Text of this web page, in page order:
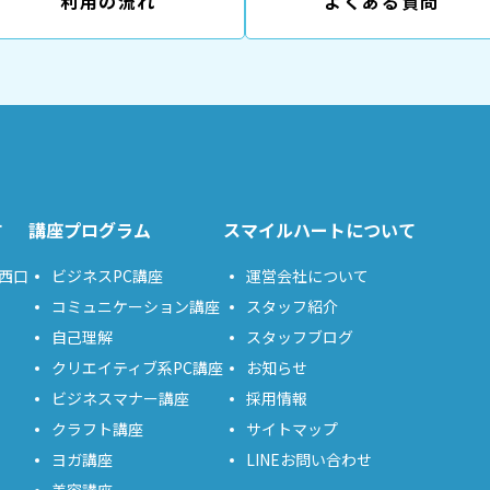
口
講座プログラム
ビジネスPC講座
コミュニケーション講座
自己理解
クリエイティブ系PC講座
ビジネスマナー講座
クラフト講座
ヨガ講座
スマイルハートについて
運営会社について
スタッフ紹介
スタッフブログ
お知らせ
採用情報
サイトマップ
LINEお問い合わせ